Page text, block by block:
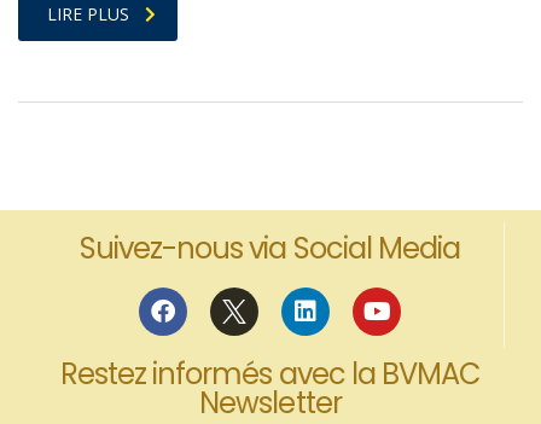
LIRE PLUS
Suivez-nous via Social Media
Restez informés avec la BVMAC
Newsletter